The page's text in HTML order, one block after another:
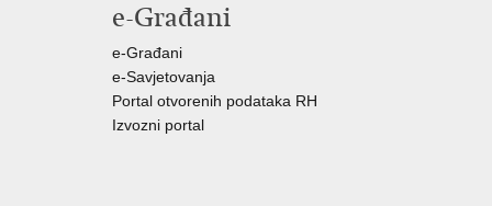
e-Građani
e-Građani
e-Savjetovanja
Portal otvorenih podataka RH
Izvozni portal